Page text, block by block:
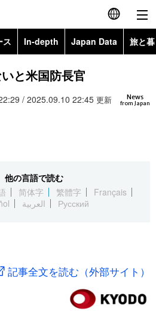
English
简体字
繁體字
العربية
ス In-depth Japan Data 旅と
Images
お知らせ
と米国防長官
News
from Japan
/ 2025.09.10 22:45 更新
他の言語で読む
简体字 繁體字
Français
العربية Русский
記事全文を読む（外部サイト）